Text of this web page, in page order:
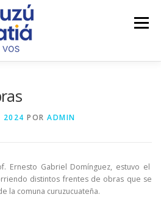
Menú
2024 POR ADMIN
Ernesto Gabriel Domínguez, estuvo el
distintos frentes de obras que se
la comuna curuzucuateña.